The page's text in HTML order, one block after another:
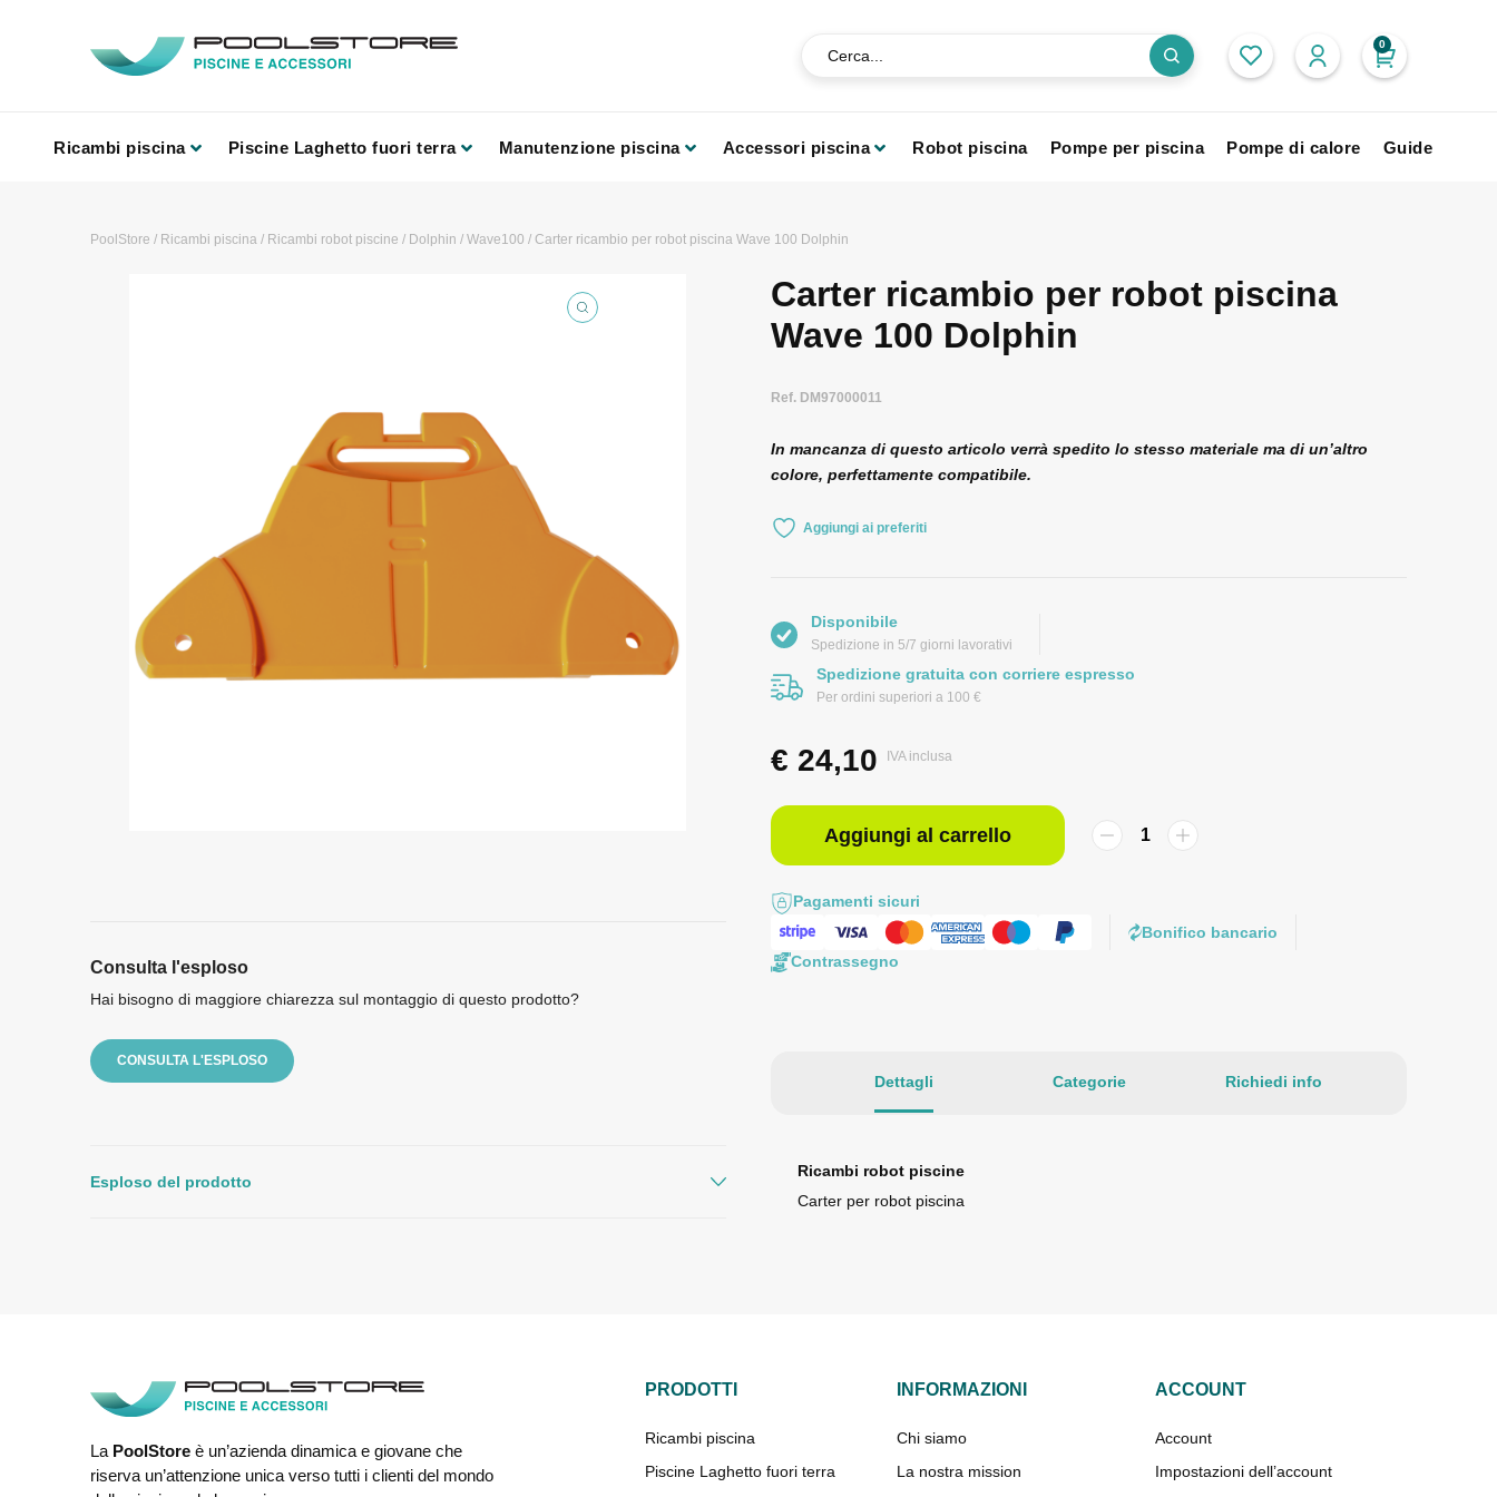
0
Ricambi piscina Piscine Laghetto fuori terra Manutenzione piscina Accessori piscina Robot piscina Pompe per piscina Pompe di calore Guide
PoolStore / Ricambi piscina/ Ricambi robot piscine / Dolphin / Wave100 / Carter ricambio per robot piscina Wave 100 Dolphin
Consulta l'esploso
Hai bisogno di maggiore chiarezza sul montaggio di questo prodotto?
CONSULTA L'ESPLOSO
Esploso del prodotto
Carter ricambio per robot piscina
Wave 100 Dolphin
Ref. DM97000011
In mancanza di questo articolo verrà spedito lo stesso materiale ma di un’altro
colore, perfettamente compatibile.
Aggiungi ai preferiti
Disponibile
Spedizione in 5/7 giorni lavorativi
Spedizione gratuita con corriere espresso
Per ordini superiori a 100 €
€ 24,10 IVA inclusa
Aggiungi al carrello
Pagamenti sicuri
Bonifico bancario
Contrassegno
Dettagli Categorie Richiedi info
Ricambi robot piscine
Carter per robot piscina
La PoolStoreè un’azienda dinamica e giovane che
riserva un’attenzione unica verso tutti i clienti del mondo
PRODOTTI
Ricambi piscina
Piscine Laghetto fuori terra
INFORMAZIONI
Chi siamo
La nostra mission
ACCOUNT
Account
Impostazioni dell’account